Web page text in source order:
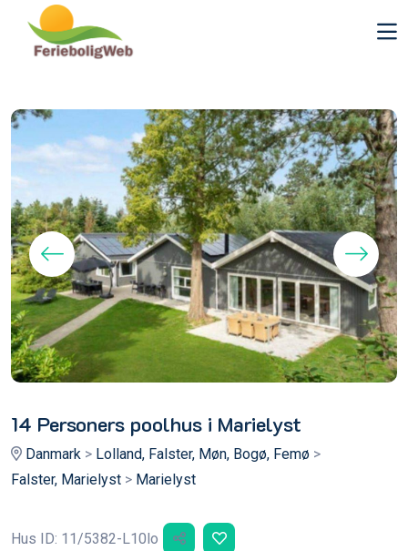
14 Personers poolhus i Marielyst
Danmark > Lolland, Falster, Møn, Bogø, Femø >
Falster, Marielyst > Marielyst
Hus ID: 11/5382-L10lo